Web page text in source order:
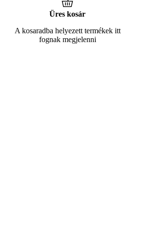
Üres kosár
A kosaradba helyezett termékek itt
fognak megjelenni